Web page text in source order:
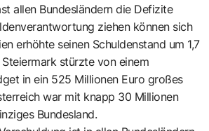
allen Bundesländern die Defizite
ziehen können sich
erhöhte seinen Schuldenstand um 1,7
stürzte von einem
in ein 525 Millionen Euro großes
war mit knapp 30 Millionen
Bundesland.